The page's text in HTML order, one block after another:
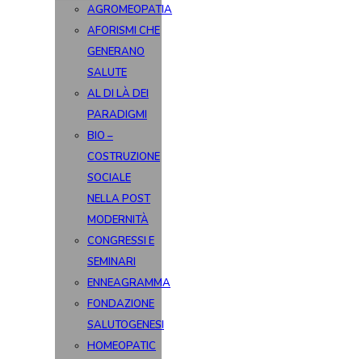
AGROMEOPATIA
AFORISMI CHE
GENERANO
SALUTE
AL DI LÀ DEI
PARADIGMI
BIO –
COSTRUZIONE
SOCIALE
NELLA POST
MODERNITÀ
CONGRESSI E
SEMINARI
ENNEAGRAMMA
FONDAZIONE
SALUTOGENESI
HOMEOPATIC